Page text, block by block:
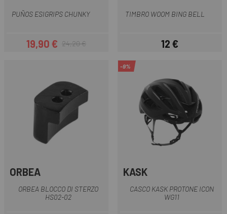
PUÑOS ESIGRIPS CHUNKY
Prezzo
19,90 €Prezzo base
24,20 €
TIMBRO WOOM BING BELL
Prezzo
12 €
ORBEA
ORBEA BLOCCO DI STERZO
HS02-02
-9%
KASK
CASCO KASK PROTONE ICON
WG11